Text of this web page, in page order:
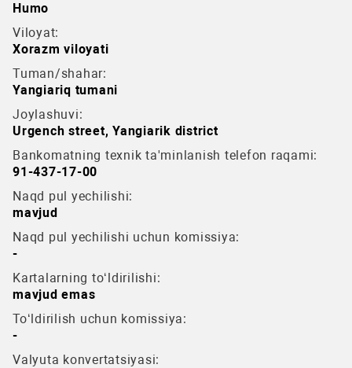
Humo
Viloyat:
Xorazm viloyati
Tuman/shahar:
Yangiariq tumani
Joylashuvi:
Urgench street, Yangiarik district
Bankomatning texnik ta'minlanish telefon raqami:
91-437-17-00
Naqd pul yechilishi:
mavjud
Naqd pul yechilishi uchun komissiya:
-
Kartalarning to‘ldirilishi:
mavjud emas
To‘ldirilish uchun komissiya:
-
Valyuta konvertatsiyasi: